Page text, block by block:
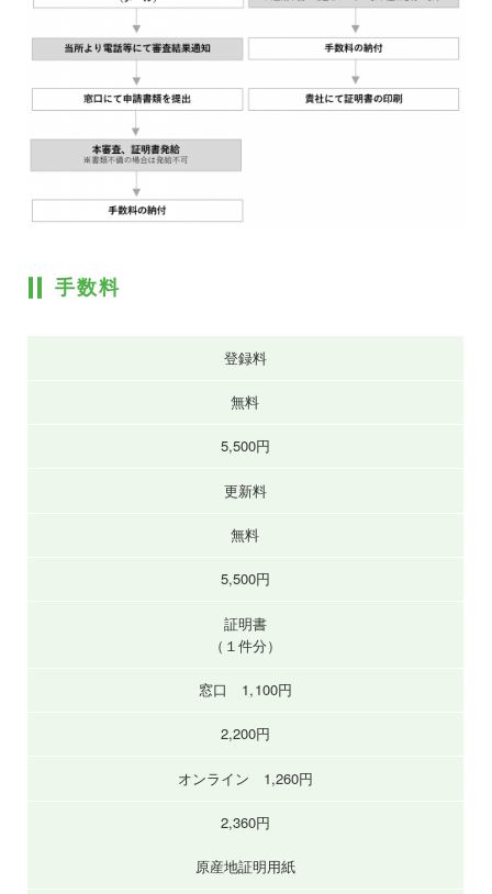
手数料
登録料
無料
5,500円
更新料
無料
5,500円
証明書
（１件分）
窓口 1,100円
2,200円
オンライン 1,260円
2,360円
原産地証明用紙